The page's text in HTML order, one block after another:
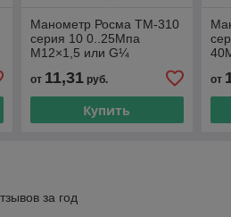
Манометр Росма ТМ-310
серия 10 0..25Мпа
М12×1,5 или G¼
радиальный или осевой
штуцер
от 11,31руб.
Купить
от
за год